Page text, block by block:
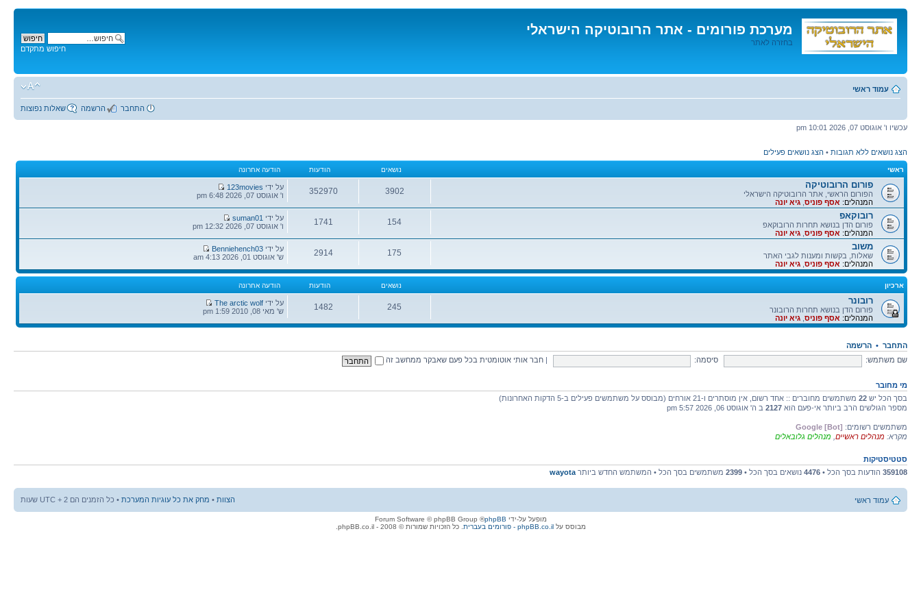
מערכת פורומים - אתר הרובוטיקה הישראלי
בחזרה לאתר
לתוכן
חיפוש מתקדם
עמוד ראשי
שאלות נפוצות הרשמה התחבר
עכשיו ו' אוגוסט 07, 2026 10:01 pm
הצג נושאים ללא תגובות • הצג נושאים פעילים
ראשי נושאים הודעות הודעה אחרונה
פורום הרובוטיקה
הפורום הראשי, אתר הרובוטיקה הישראלי
המנהלים: אסף פוניס גיא יונה
3902
נושאים
352970
הודעות
הודעה
אחרונה
על ידי 123movies
ו' אוגוסט 07, 2026 6:48 pm
רובוקאפ
פורום הדן בנושא תחרות הרובוקאפ
המנהלים: אסף פוניס גיא יונה
154
נושאים
1741
הודעות
הודעה
אחרונה
על ידי suman01
ו' אוגוסט 07, 2026 12:32 pm
משוב
שאלות, בקשות ומענות לגבי האתר
המנהלים: אסף פוניס גיא יונה
175
נושאים
2914
הודעות
הודעה
אחרונה
על ידי Benniehench03
ש' אוגוסט 01, 2026 4:13 am
ארכיון נושאים הודעות הודעה אחרונה
רובונר
פורום הדן בנושא תחרות הרובונר
המנהלים: אסף פוניס גיא יונה
245
נושאים
1482
הודעות
הודעה
אחרונה
על ידי The arctic wolf
ש' מאי 08, 2010 1:59 pm
התחבר • הרשמה
שם משתמש:
סיסמה: חבר אותי אוטומטית בכל פעם שאבקר ממחשב זה
מי מחובר
בסך הכל יש 22 משתמשים מחוברים :: אחד רשום, אין מוסתרים ו-21 אורחים (מבוסס על משתמשים פעילים ב-5 הדקות האחרונות)
מספר הגולשים הרב ביותר אי-פעם הוא 2127 ב ה' אוגוסט 06, 2026 5:57 pm
משתמשים רשומים: Google [Bot]
מקרא: מנהלים ראשיים מנהלים גלובאלים
סטטיסטיקות
359108 הודעות בסך הכל • 4476 נושאים בסך הכל • 2399 משתמשים בסך הכל • המשתמש החדש ביותר wayota
עמוד ראשי הצוות • מחק את כל עוגיות המערכת • כל הזמנים הם UTC + 2 שעות
מופעל על-ידי phpBB
® Forum Software © phpBB Group
מבוסס עלphpBB.co.il - פורומים בעברית . כל הזכויות שמורות © 2008 - phpBB.co.il.